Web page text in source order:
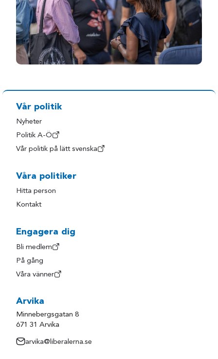
Vår politik
Nyheter
Politik A-Ö
Vår politik på lätt svenska
Våra politiker
Hitta person
Kontakt
Engagera dig
Bli medlem
På gång
Våra vänner
Arvika
Minnebergsgatan 8
671 31 Arvika
arvika@liberalerna.se